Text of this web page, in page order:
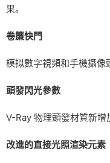
果。
卷簾快門
模拟數字視頻和手機攝像
頭發閃光參數
V-Ray 物理頭發材質新增
改進的直接光照渲染元素